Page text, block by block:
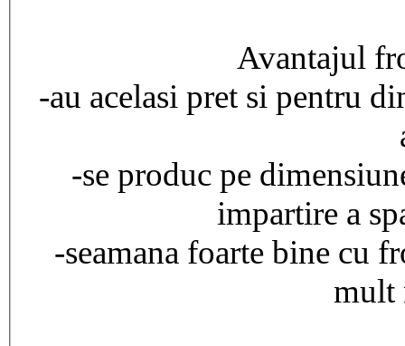
Avantajul
-au acelasi pret si pentru
-se produc pe
impartire a
-seamana foarte bine cu
mult